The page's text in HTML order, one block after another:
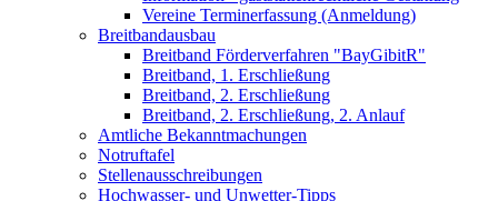
Vereine Terminerfassung (Anmeldung)
Breitbandausbau
Breitband Förderverfahren "BayGibitR"
Breitband, 1. Erschließung
Breitband, 2. Erschließung
Breitband, 2. Erschließung, 2. Anlauf
Amtliche Bekanntmachungen
Notruftafel
Stellenausschreibungen
Hochwasser- und Unwetter-Tipps